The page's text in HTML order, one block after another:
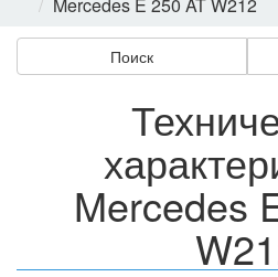
Поиск
Mercedes